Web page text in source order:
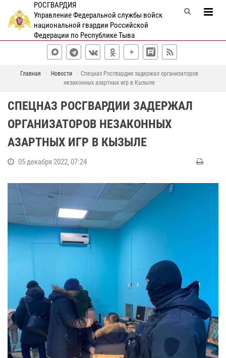
РОСГВАРДИЯ
Управление Федеральной службы войск
национальной гвардии Российской
Федерации по Республике Тыва
Главная Новости
Спецназ Росгвардии задержал организаторов
незаконных азартных игр в Кызыле
СПЕЦНАЗ РОСГВАРДИИ ЗАДЕРЖАЛ
ОРГАНИЗАТОРОВ НЕЗАКОННЫХ
АЗАРТНЫХ ИГР В КЫЗЫЛЕ
05 декабря 2022, 07:24